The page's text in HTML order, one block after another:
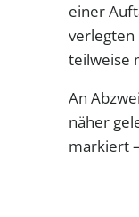
einer
verlegten
teilweise
An
näher
markiert